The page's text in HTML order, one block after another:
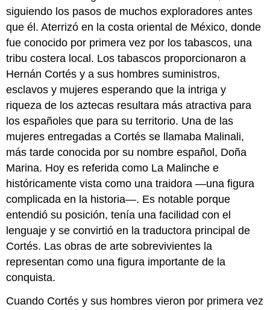
siguiendo los pasos de muchos exploradores antes
que él. Aterrizó en la costa oriental de México, donde
fue conocido por primera vez por los tabascos, una
tribu costera local. Los tabascos proporcionaron a
Hernán Cortés y a sus hombres suministros,
esclavos y mujeres esperando que la intriga y
riqueza de los aztecas resultara más atractiva para
los españoles que para su territorio. Una de las
mujeres entregadas a Cortés se llamaba Malinali,
más tarde conocida por su nombre español, Doña
Marina. Hoy es referida como La Malinche e
históricamente vista como una traidora —una figura
complicada en la historia—. Es notable porque
entendió su posición, tenía una facilidad con el
lenguaje y se convirtió en la traductora principal de
Cortés. Las obras de arte sobrevivientes la
representan como una figura importante de la
conquista.
Cuando Cortés y sus hombres vieron por primera vez